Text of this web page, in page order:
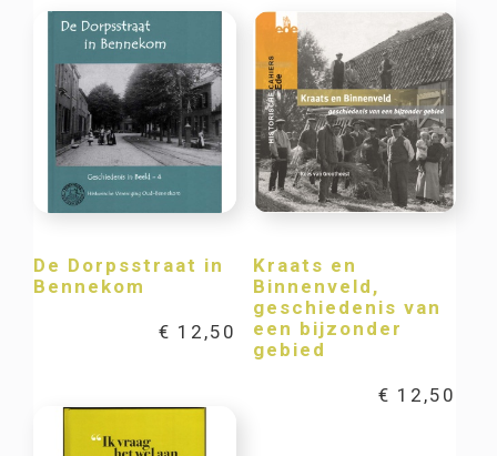
De Dorpsstraat in
Bennekom
€ 12,50
Kraats en
Binnenveld,
geschiedenis van
een bijzonder
gebied
€ 12,50